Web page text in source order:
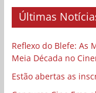
Últimas
Reflexo do Blefe: As
Meia Década no
Estão abertas as